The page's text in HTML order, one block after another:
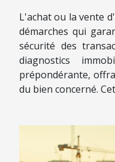
L'achat ou la vente
démarches qui
sécurité des
diagnostics
prépondérante,
du bien concerné.